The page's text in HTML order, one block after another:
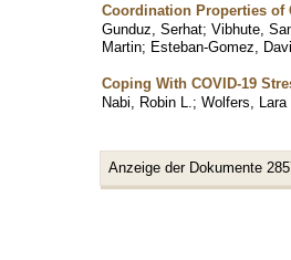
Coordination Properties of
Gunduz, Serhat; Vibhute,
Martin; Esteban-Gomez,
Coping With COVID-19
Nabi, Robin L. ; Wolfers, Lara
Anzeige der Dokumente